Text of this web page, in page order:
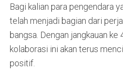
Bagi kalian para pengendara
telah menjadi bagian dari
bangsa. Dengan jangkauan ke
kolaborasi ini akan terus
positif.